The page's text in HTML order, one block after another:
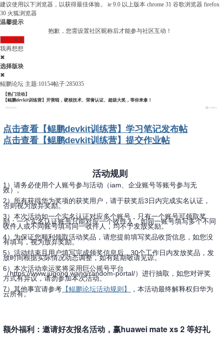
建议使用以下浏览器，以获得最佳体验。 ie 9.0 以上版本 chrome 31 谷歌浏览器 firefox
30 火狐浏览器
温馨提示
抱歉，您需设置社区昵称后才能参与社区互动！
前往修改
我再想想
✖
选择版块
✖
鲲鹏论坛 主题:10154帖子:285035
【热门活动】
【鲲鹏devkit训练营】开营啦，硬核技术、荣誉认证、超级大奖，等你来拿！
2022/4/12 19855
点击查看【鲲鹏devkit训练营】学习笔记发布帖
点击查看【鲲鹏devkit训练营】提交作业帖
活动规则
1）请务必使用个人账号参与活动（iam、企业账号等账号参与无
效）。
2）所有获得华为奖项的获奖用户，请于获奖后3日内完成实名认证，
否则视为放弃奖励。
3）本次活动如一个实名认证对应多个账号，只有一个账号可领取奖
励；一个实名认证账号只能对应一个收件人，如同一账号填写多个不同
收件人或不同账号填写同一收件人，均不予发放奖励。
4）为保证您顺利领取活动奖品，请您提前填写奖品收货信息，如您没
有填写，视为放弃奖励。
5）活动结束且用户填写完成领奖信息后，30个工作日内发放奖品，发
放时间根据实际情况动态调整，如有延期敬请见谅。
6）本次活动幸运奖将采用巨公摇号平台
（https://www.jugong.wang/random-portal/）进行抽取，如您对评奖
方式有异议，请勿参加本次活动。
7）其他事宜请参考 【鲲鹏论坛活动规则】 ，本活动最终解释权归华为
云所有。
额外福利：邀请好友报名活动，赢huawei mate xs 2 等好礼